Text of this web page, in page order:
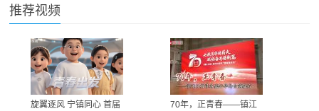
推荐视频
旋翼逐风 宁镇同心 首届
70年，正青春——镇江